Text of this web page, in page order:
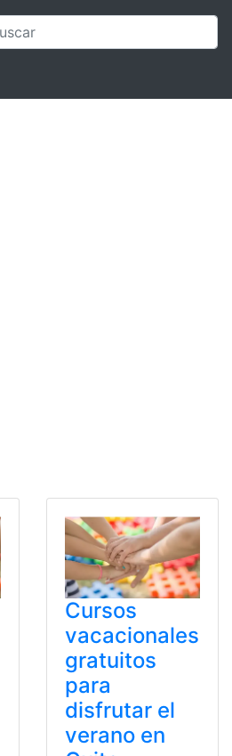
Cursos
vacacionales
gratuitos
para
disfrutar el
verano en